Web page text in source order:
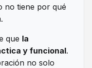
no tiene por qué
que la
y funcional.
no solo